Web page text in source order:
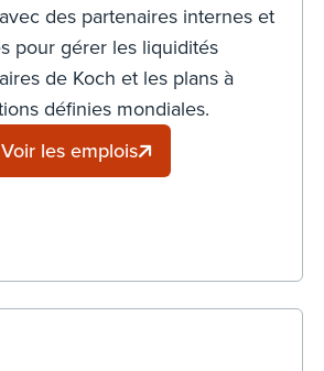
des partenaires internes et
pour gérer les liquidités
de Koch et les plans à
définies mondiales.
Voir les emplois